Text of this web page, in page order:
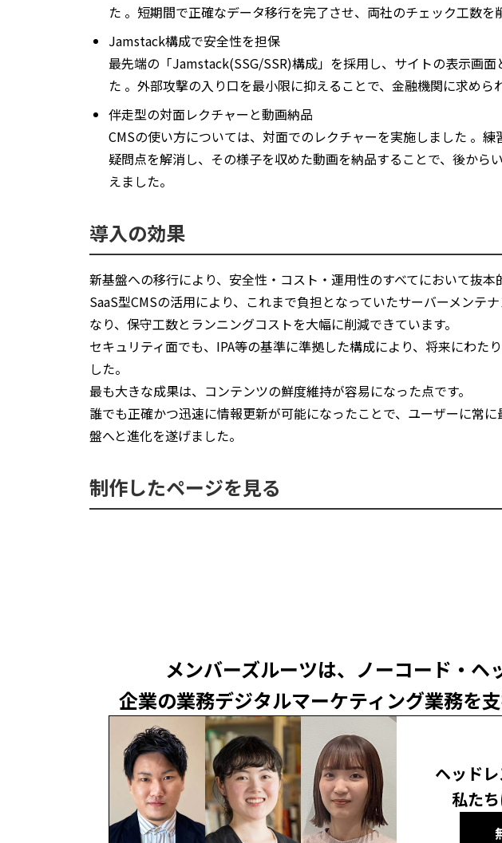
た 。短期間で正確なデータ移行を完了させ、両社のチェック工数を
Jamstack構成で安全性を担保
最先端の「Jamstack(SSG/SSR)構成」を採用し、サイトの表示画
た 。外部攻撃の入り口を最小限に抑えることで、金融機関に求めら
伴走型の対面レクチャーと動画納品
CMSの使い方については、対面でのレクチャーを実施しました 。
疑問点を解消し、その様子を収めた動画を納品することで、後から
えました。
導入の効果
新基盤への移行により、安全性・コスト・運用性のすべてにおいて抜本
SaaS型CMSの活用により、これまで負担となっていたサーバーメンテ
なり、保守工数とランニングコストを大幅に削減できています。
セキュリティ面でも、IPA等の基準に準拠した構成により、将来にわた
した。
最も大きな成果は、コンテンツの鮮度維持が容易になった点です。
誰でも正確かつ迅速に情報更新が可能になったことで、ユーザーに常
盤へと進化を遂げました。
制作したページを見る
メンバーズルーツは、ノーコード・ヘ
企業の業務デジタルマーケティング業務を
ヘッド
私た